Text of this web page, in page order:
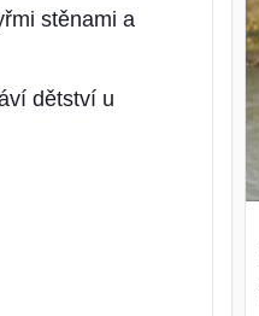
stěnami a
dětství u